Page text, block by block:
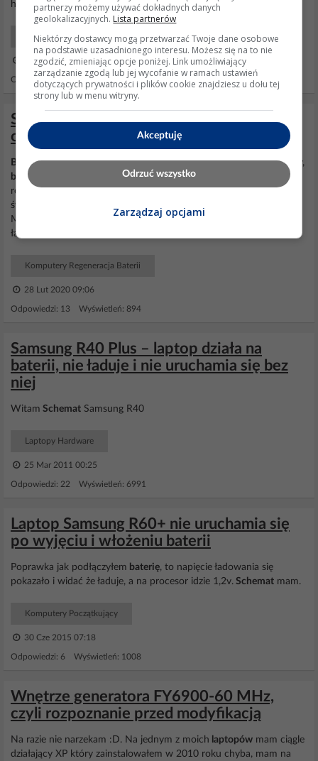
http://chomikuj.pl/C_BORG/laptopy-schema...
Laptopy Hardware
15 Lis 2012 12:11
Odpowiedzi: 23 Wyświetleń: 4352
Samsung R520 - Laptop wyłączony -
obciąża baterię.
Bateriamaksymalnie naładowana o godz. 9 rano,laptopwyłączony,
bateria
w środku, po 7 godzinach praktycznie do końca
rozładowana. Ładuję
świecą się wszystkie diody co sugeruje, że jest 100% naładowania.
Może wyłączony
obciążać?, nie mam
ładowania, czy nawet wyprowadzeń
Komputery Regeneracja Baterii
28 Lut 2020 09:06
Odpowiedzi: 13 Wyświetleń: 894
Samsung R40 Plus – laptop działa na
baterii, nie ładuje i nie uruchamia się bez
niej
Witam Schemat Samsung R40
Laptopy Hardware
25 Mar 2011 00:25
Odpowiedzi: 22 Wyświetleń: 6991
Laptop Samsung R60+ nie uruchamia się
po wyjęciu i włożeniu baterii
Poprawka jak podłączyłem baterię, to napięcie ładowania się
pokazało i widać że ładuje, a na procesor idzie 1,2v. Schemat mam.
Komputery Początkujący
30 Cze 2015 07:18
Odpowiedzi: 6 Wyświetleń: 1008
Wnętrze generatora FY6900-60 MHz,
czyli rozpoznanie przed modyfikacją
Na razie nie narzekam :D. Na jednym z moich laptopów mam ciągle
działający XP który zainstalowałem w 2010 roku chyba, mam na
partnerzy możemy używać dokładnych danych
geolokalizacyjnych. Lista partnerów
Niektórzy dostawcy mogą przetwarzać Twoje dane osobowe
na podstawie uzasadnionego interesu. Możesz się na to nie
zgodzić, zmieniając opcje poniżej. Link umożliwiający
zarządzanie zgodą lub jej wycofanie w ramach ustawień
dotyczących prywatności i plików cookie znajdziesz u dołu tej
strony lub w menu witryny.
Akceptuję
Odrzuć wszystko
Zarządzaj opcjami